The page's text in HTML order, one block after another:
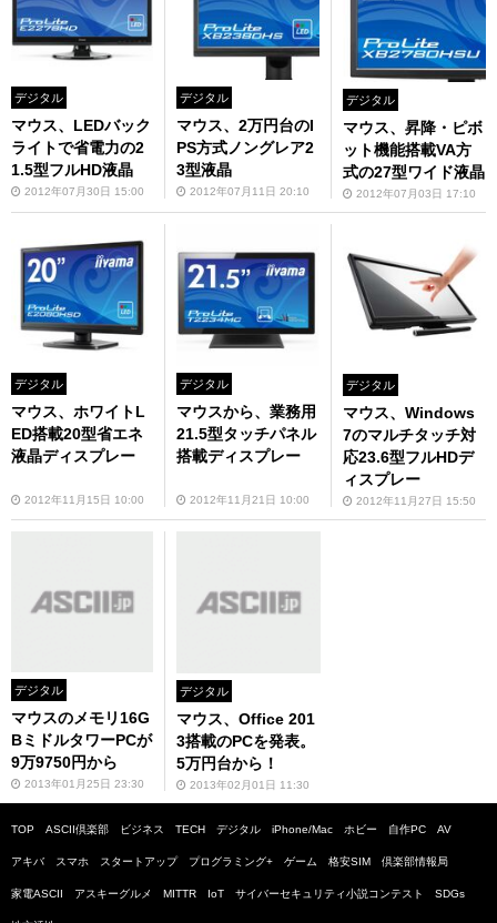
デジタル
マウス、LEDバック
ライトで省電力の2
1.5型フルHD液晶
2012年07月30日 15:00
デジタル
マウス、2万円台のI
PS方式ノングレア2
3型液晶
2012年07月11日 20:10
デジタル
マウス、昇降・ピボ
ット機能搭載VA方
式の27型ワイド液晶
2012年07月03日 17:10
デジタル
マウス、ホワイトL
ED搭載20型省エネ
液晶ディスプレー
2012年11月15日 10:00
デジタル
マウスから、業務用
21.5型タッチパネル
搭載ディスプレー
2012年11月21日 10:00
デジタル
マウス、Windows
7のマルチタッチ対
応23.6型フルHDデ
ィスプレー
2012年11月27日 15:50
デジタル
マウスのメモリ16G
BミドルタワーPCが
9万9750円から
2013年01月25日 23:30
デジタル
マウス、Office 201
3搭載のPCを発表。
5万円台から！
2013年02月01日 11:30
TOP ASCII倶楽部 ビジネス TECH デジタル iPhone/Mac ホビー 自作PC AV
アキバ スマホ スタートアップ プログラミング+ ゲーム 格安SIM 倶楽部情報局
家電ASCII アスキーグルメ MITTR IoT サイバーセキュリティ小説コンテスト SDGs